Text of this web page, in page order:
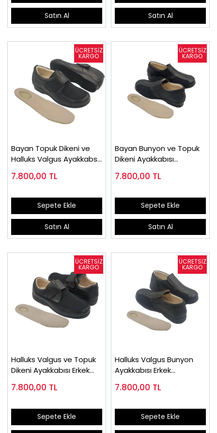
Satın Al Satın Al
Bayan Topuk Dikeni ve
Halluks Valgus Ayakkabsı
7.800,00 TL
Sepete Ekle
Satın Al
Bayan Bunyon ve Topuk
Dikeni Ayakkabısı
7.800,00 TL
Sepete Ekle
Satın Al
Halluks Valgus ve Topuk
Dikeni Ayakkabısı Erkek
7.800,00 TL
Sepete Ekle
Halluks Valgus Bunyon
Ayakkabısı Erkek
7.800,00 TL
Sepete Ekle